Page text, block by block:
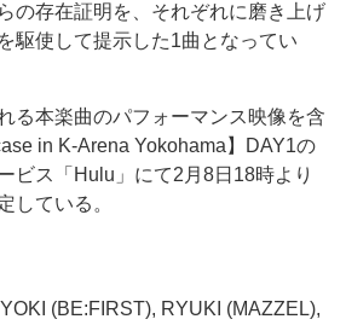
の存在証明を、それぞれに磨き上げ
駆使して提示した1曲となってい
る本楽曲のパフォーマンス映像を含
in K-Arena Yokohama】DAY1の
ビス「Hulu」にて2月8日18時より
している。
(BE:FIRST), RYUKI (MAZZEL),